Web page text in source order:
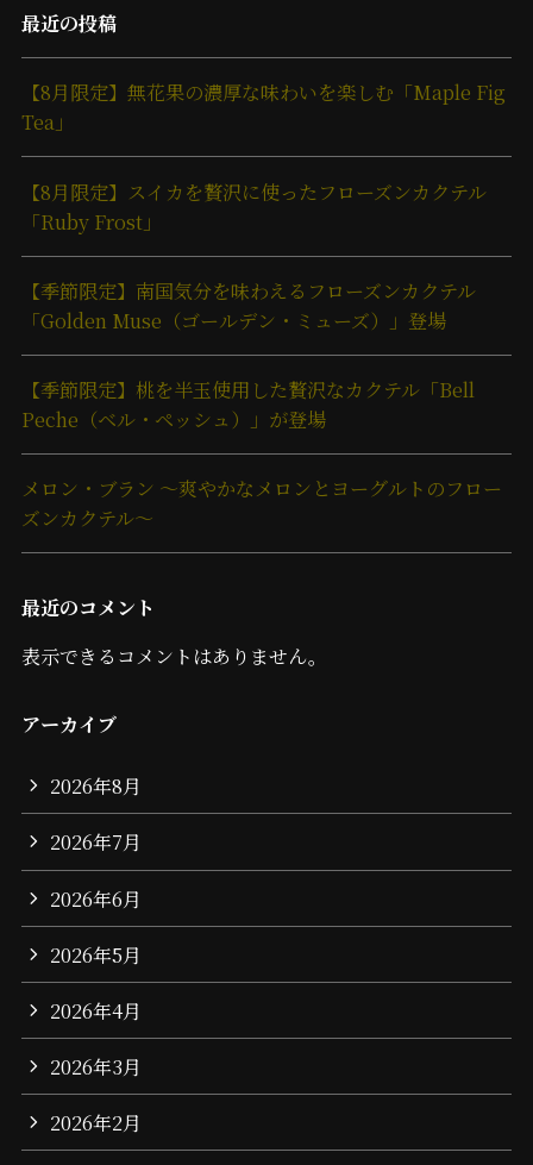
最近の投稿
【8月限定】無花果の濃厚な味わいを楽しむ「Maple Fig
Tea」
【8月限定】スイカを贅沢に使ったフローズンカクテル
「Ruby Frost」
【季節限定】南国気分を味わえるフローズンカクテル
「Golden Muse（ゴールデン・ミューズ）」登場
【季節限定】桃を半玉使用した贅沢なカクテル「Bell
Peche（ベル・ペッシュ）」が登場
メロン・ブラン ～爽やかなメロンとヨーグルトのフロー
ズンカクテル～
最近のコメント
表示できるコメントはありません。
アーカイブ
2026年8月
2026年7月
2026年6月
2026年5月
2026年4月
2026年3月
2026年2月